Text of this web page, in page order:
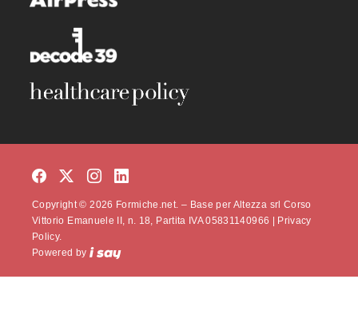
Copyright © 2026 Formiche.net. – Base per Altezza srl Corso
Vittorio Emanuele II, n. 18, Partita IVA 05831140966 | Privacy
Policy.
Powered by